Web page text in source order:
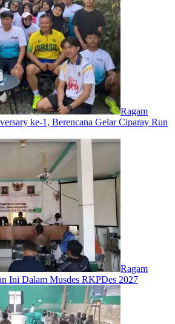
Ragam
ke-1, Berencana Gelar Ciparay Run
Ragam
Ini Dalam Musdes RKPDes 2027